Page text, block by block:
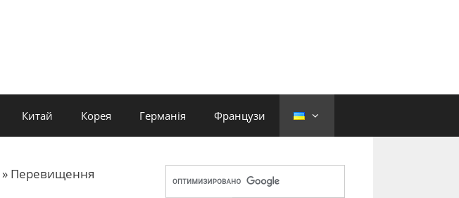
Китай Корея Германія Французи
» Перевищення